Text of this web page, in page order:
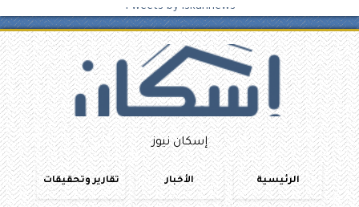
Tweets by iskannews
إسكان نيوز
الرئيسية الأخبار تقارير وتحقيقات